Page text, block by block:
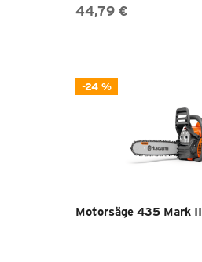
44,79 €
-24 %
Motorsäge 435 Mark II